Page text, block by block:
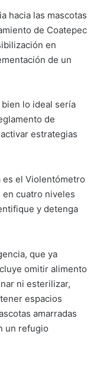
hacia las mascotas
de Coatepec
en
de un
lo ideal sería
de
estrategias
es el Violentómetro
en cuatro niveles
y detenga
que ya
omitir alimento
ni esterilizar,
espacios
amarradas
un refugio